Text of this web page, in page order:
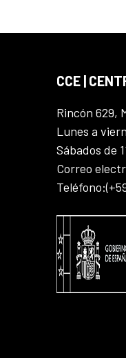
CCE |
Rincón 629,
Lunes a
Sábados de
Correo